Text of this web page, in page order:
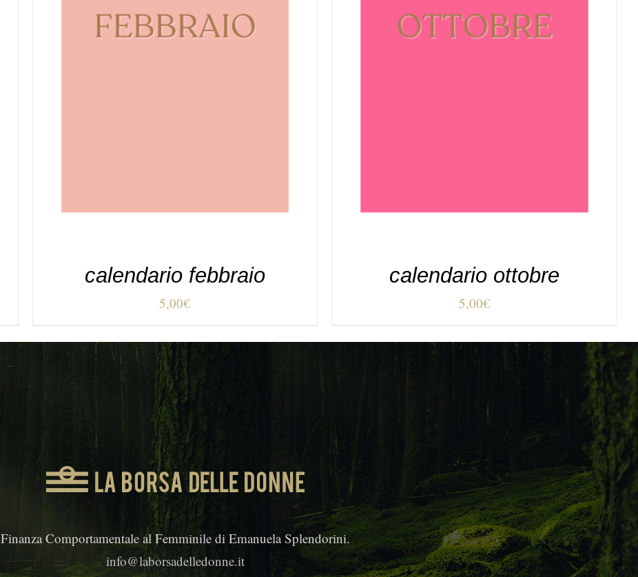
AGGIUNGI AL CARRELLO DETTAGLI
calendario febbraio
5,00€
AGGIUNGI AL CARRELLO / DETTAGLI
calendario ottobre
5,00€
Finanza Comportamentale al Femminile di Emanuela Splendorini.
info@laborsadelledonne.it